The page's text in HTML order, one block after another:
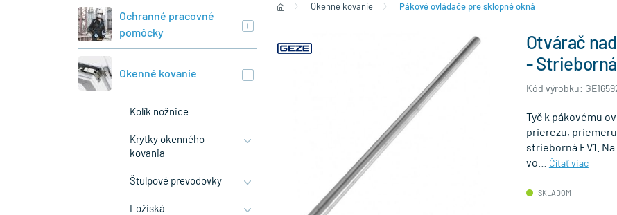
Okenné kovanie Pákové ovládače pre sklopné okná
Otvárač
- Strieborná
Kód výrobku:
Tyč k pákovému
prierezu, priemeru
strieborná EV1.
vo…
Čítať viac
SKLADOM
Ochranné pracovné
pomôcky
Okenné kovanie
Kolík nožnice
Krytky okenného
kovania
Štulpové prevodovky
Ložiská